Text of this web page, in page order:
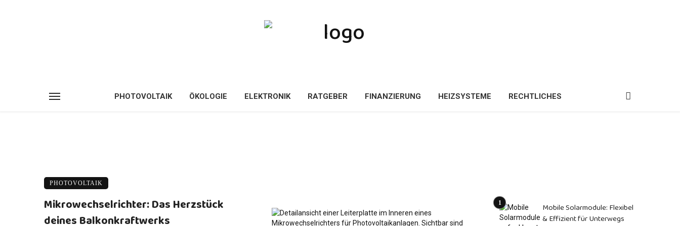
PHOTOVOLTAIK ÖKOLOGIE ELEKTRONIK RATGEBER FINANZIERUNG HEIZSYSTEME RECHTLICHES
PHOTOVOLTAIK
Mikrowechselrichter: Das Herzstück
deines Balkonkraftwerks
Mobile Solarmodule: Flexibel
& Effizient für Unterwegs